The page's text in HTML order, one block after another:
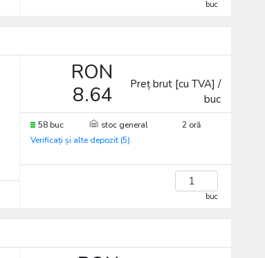
buc
RON
8.64
Preț brut [cu TVA] /
buc
58 buc stoc general
2 oră
Verificați și alte depozit (5)
buc